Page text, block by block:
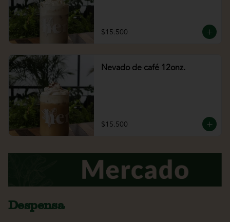
$15.500
Nevado de café 12onz.
$15.500
Despensa